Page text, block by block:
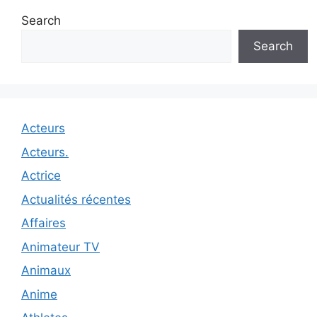
Search
Search
Acteurs
Acteurs.
Actrice
Actualités récentes
Affaires
Animateur TV
Animaux
Anime